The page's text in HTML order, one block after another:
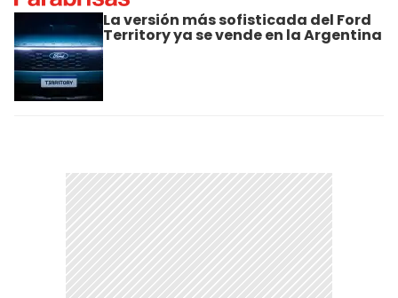
La versión más sofisticada del Ford
Territory ya se vende en la Argentina